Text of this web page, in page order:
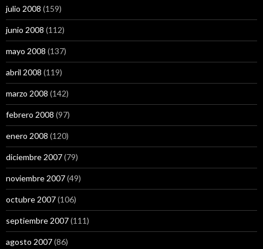
julio 2008 (159)
junio 2008 (112)
mayo 2008 (137)
abril 2008 (119)
marzo 2008 (142)
febrero 2008 (97)
enero 2008 (120)
diciembre 2007(79)
noviembre 2007(49)
octubre 2007(106)
septiembre 2007(111)
agosto 2007(86)